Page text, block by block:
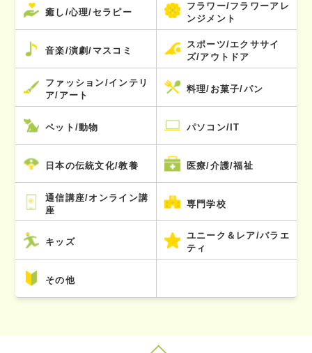
癒し/心理/セラピー
フラワー/フラワーアレ
ンジメント
音楽/演劇/マスコミ
スポーツ/エクササイ
ズ/アウトドア
ファッション/インテリ
ア/アート
料理/お菓子/パン
ペット/動物 パソコン/IT
日本の伝統文化/教養 医療/介護/福祉
通信講座/オンライン講
座
専門学校
キッズ
ユニーク＆レア/バラエ
ティ
その他